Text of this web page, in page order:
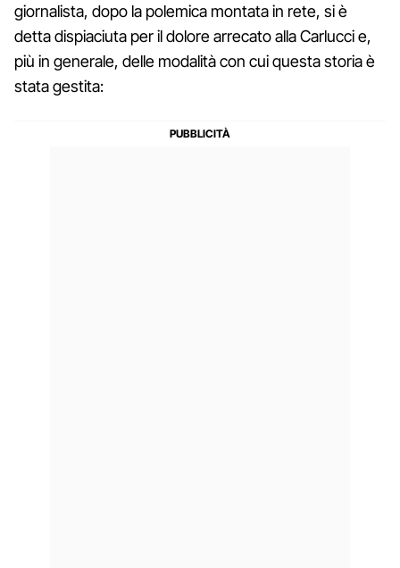
giornalista, dopo la polemica montata in rete, si è
detta dispiaciuta per il dolore arrecato alla Carlucci e,
più in generale, delle modalità con cui questa storia è
stata gestita: